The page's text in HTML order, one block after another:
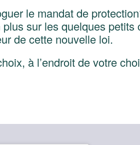
le mandat de
sur les quelques petits
de cette nouvelle loi.
à l’endroit de votre